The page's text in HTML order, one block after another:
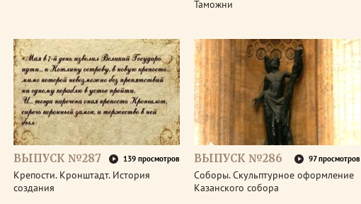
Таможни
ВЫПУСК №287 139 просмотров
Крепости. Кронштадт. История
создания
ВЫПУСК №286 97 просмотров
Соборы. Скульптурное оформление
Казанского собора